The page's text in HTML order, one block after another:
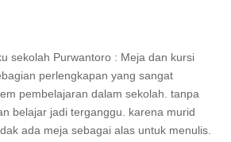
sekolah Purwantoro : Meja dan kursi
perlengkapan yang sangat
pembelajaran dalam sekolah. tanpa
belajar jadi terganggu. karena murid
ada meja sebagai alas untuk menulis.